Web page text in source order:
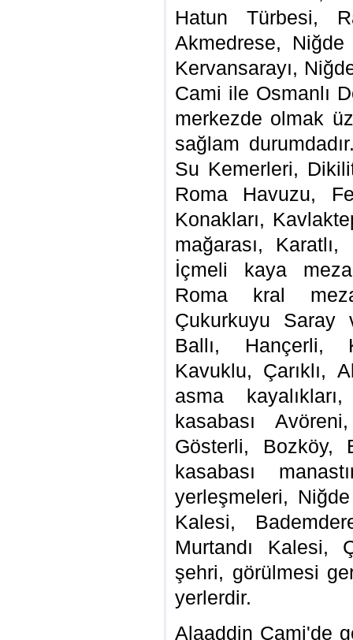
Hatun Türbesi,
Akmedrese,
Kervansarayı,
Cami ile Osmanlı
merkezde olmak
sağlam
Su Kemerleri,
Roma Havuzu,
Konakları,
mağarası,
İçmeli kaya
Roma kral
Çukurkuyu Saray
Ballı, Hançerli,
Kavuklu, Çarıklı,
asma
kasabası
Gösterli, Bozköy,
kasabası
yerleşmeleri,
Kalesi,
Murtandı Kalesi,
şehri, görülmesi
yerlerdir.
Alaaddin Cami'de